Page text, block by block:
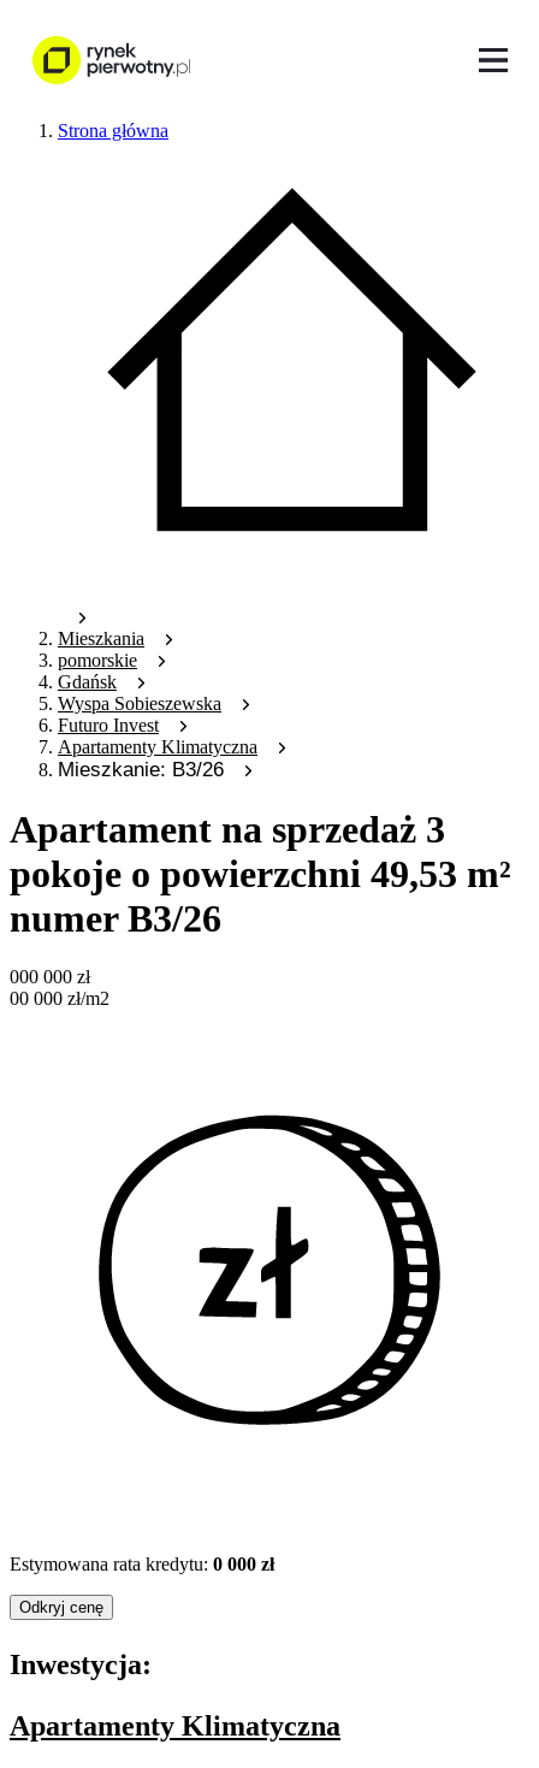
Strona główna
Mieszkania
pomorskie
Gdańsk
Wyspa Sobieszewska
Futuro Invest
Apartamenty Klimatyczna
Mieszkanie: B3/26
Apartament na sprzedaż 3
pokoje o powierzchni 49,53 m²
numer B3/26
000 000 zł
00 000 zł/m2
Estymowana rata kredytu: 0 000 zł
Odkryj cenę
Inwestycja:
Apartamenty Klimatyczna